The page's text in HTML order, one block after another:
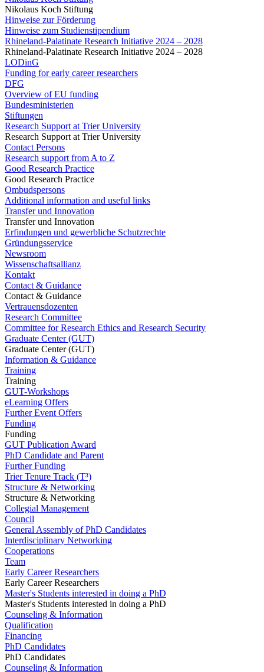
Nikolaus Koch Stiftung
Hinweise zur Förderung
Hinweise zum Studienstipendium
Rhineland-Palatinate Research Initiative 2024 – 2028
Rhineland-Palatinate Research Initiative 2024 – 2028
LODinG
Funding for early career researchers
DFG
Overview of EU funding
Bundesministerien
Stiftungen
Research Support at Trier University
Research Support at Trier University
Contact Persons
Research support from A to Z
Good Research Practice
Good Research Practice
Ombudspersons
Additional information and useful links
Transfer und Innovation
Transfer und Innovation
Erfindungen und gewerbliche Schutzrechte
Gründungsservice
Newsroom
Wissenschaftsallianz
Kontakt
Contact & Guidance
Contact & Guidance
Vertrauensdozenten
Research Committee
Committee for Research Ethics and Research Security
Graduate Center (GUT)
Graduate Center (GUT)
Information & Guidance
Training
Training
GUT-Workshops
eLearning Offers
Further Event Offers
Funding
Funding
GUT Publication Award
PhD Candidate and Parent
Further Funding
Trier Tenure Track (T³)
Structure & Networking
Structure & Networking
Collegial Management
Council
General Assembly of PhD Candidates
Interdisciplinary Networking
Cooperations
Team
Early Career Researchers
Early Career Researchers
Master's Students interested in doing a PhD
Master's Students interested in doing a PhD
Counseling & Information
Qualification
Financing
PhD Candidates
PhD Candidates
Counseling & Information